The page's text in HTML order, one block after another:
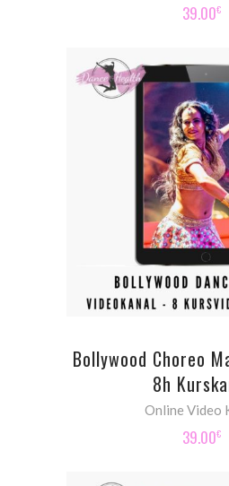
39.00€
ADD TO
Bollywood Choreo
8h
Online Video
39.00€